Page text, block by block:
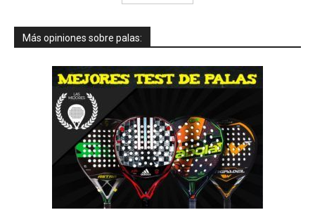
Más opiniones sobre palas: